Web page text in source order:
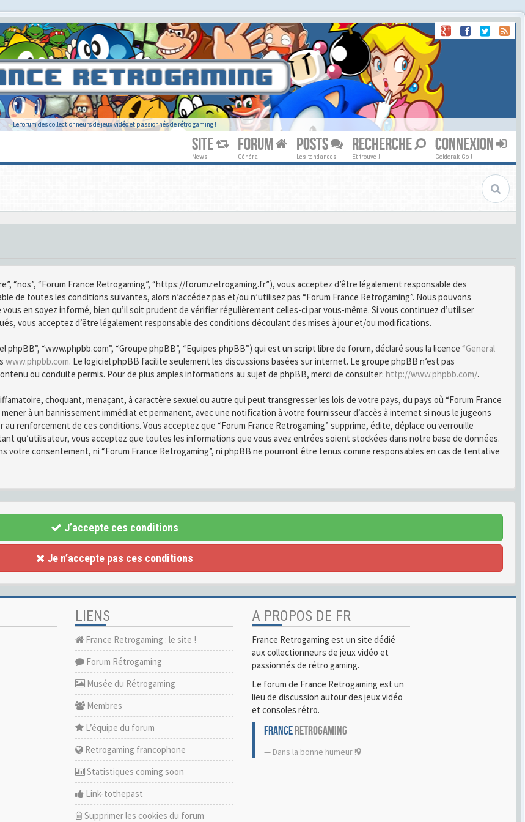
Le forum des collectionneurs de jeux vidéo et passionnés de rétro gaming !
SITE
News
FORUM
Général
POSTS
Les tendances
RECHERCHE
Et trouve !
CONNEXION
Goldorak Go !
“nos”, “Forum France Retrogaming”, “https://forum.retrogaming.fr”), vous acceptez d’être légalement responsable des
de toutes les conditions suivantes, alors n’accédez pas et/ou n’utilisez pas “Forum France Retrogaming”. Nous pouvons
en soyez informé, bien qu’il soit prudent de vérifier régulièrement celles-ci par vous-même. Si vous continuez d’utiliser
vous acceptez d’être légalement responsable des conditions découlant des mises à jour et/ou modifications.
phpBB”, “www.phpbb.com”, “Groupe phpBB”, “Equipes phpBB”) qui est un script libre de forum, déclaré sous la licence “General
www.phpbb.com. Le logiciel phpBB facilite seulement les discussions basées sur internet. Le groupe phpBB n’est pas
ou conduite permis. Pour de plus amples informations au sujet de phpBB, merci de consulter: http://www.phpbb.com/.
choquant, menaçant, à caractère sexuel ou autre qui peut transgresser les lois de votre pays, du pays où “Forum France
à un bannissement immédiat et permanent, avec une notification à votre fournisseur d’accès à internet si nous le jugeons
renforcement de ces conditions. Vous acceptez que “Forum France Retrogaming” supprime, édite, déplace ou verrouille
qu’utilisateur, vous acceptez que toutes les informations que vous avez entrées soient stockées dans notre base de données.
votre consentement, ni “Forum France Retrogaming”, ni phpBB ne pourront être tenus comme responsables en cas de tentative
J’accepte ces conditions
Je n’accepte pas ces conditions
LIENS
France Retrogaming : le site !
Forum Rétrogaming
Musée du Rétrogaming
Membres
L’équipe du forum
Retrogaming francophone
Statistiques coming soon
Link-tothepast
Supprimer les cookies du forum
A PROPOS DE FR
France Retrogaming est un site dédié
aux collectionneurs de jeux vidéo et
passionnés de rétro gaming.
Le forum de France Retrogaming est un
lieu de discussion autour des jeux vidéo
et consoles rétro.
FRANCERETROGAMING
Dans la bonne humeur !